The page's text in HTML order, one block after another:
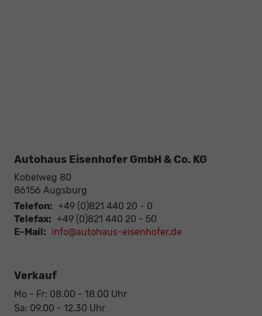
Autohaus Eisenhofer GmbH & Co. KG
Kobelweg 80
86156 Augsburg
Telefon: +49 (0)821 440 20 - 0
Telefax: +49 (0)821 440 20 - 50
E-Mail: info@autohaus-eisenhofer.de
Verkauf
Mo - Fr: 08.00 - 18.00 Uhr
Sa: 09.00 - 12.30 Uhr